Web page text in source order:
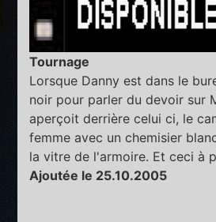
Tournage
Lorsque Danny est dans le
noir pour parler du devoir sur
aperçoit derrière celui ci, le
femme avec un chemisier
la vitre de l'armoire. Et ceci à
Ajoutée le 25.10.2005